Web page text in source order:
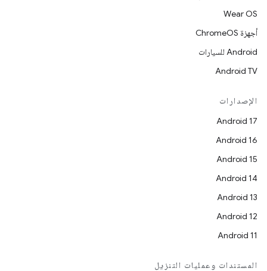
Wear OS
أجهزة ChromeOS
Android للسيارات
Android TV
الإصدارات
Android 17
Android 16
Android 15
Android 14
Android 13
Android 12
Android 11
المستندات وعمليات التنزيل